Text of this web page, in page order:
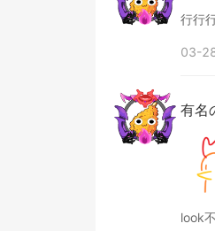
行行
03-
有名
look